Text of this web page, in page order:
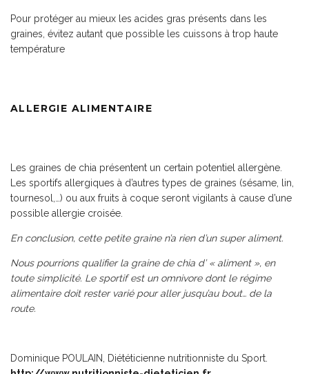
Pour protéger au mieux les acides gras présents dans les
graines, évitez autant que possible les cuissons à trop haute
température
ALLERGIE ALIMENTAIRE
Les graines de chia présentent un certain potentiel allergène.
Les sportifs allergiques à d’autres types de graines (sésame, lin,
tournesol,…) ou aux fruits à coque seront vigilants à cause d’une
possible allergie croisée.
En conclusion, cette petite graine n’a rien d’un super aliment.
Nous pourrions qualifier la graine de chia d’ « aliment », en
toute simplicité. Le sportif est un omnivore dont le régime
alimentaire doit rester varié pour aller jusqu’au bout… de la
route.
Dominique POULAIN, Diététicienne nutritionniste du Sport.